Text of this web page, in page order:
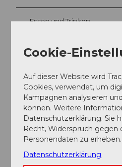
Essen und Trinken
TriffAltdorf
Wegmatte 15
6460Altdorf
041 870 08 16
annegret.furrer@bluewin.ch
Website
Cookie-
Auf dieser Website wird
Cookies, verwendet, um
Kampagnen analysieren
können. Weitere
Datenschutzerklärung. Sie
Recht, Widerspruch gegen
Personendaten zu erheben.
Datenschutzerklärung